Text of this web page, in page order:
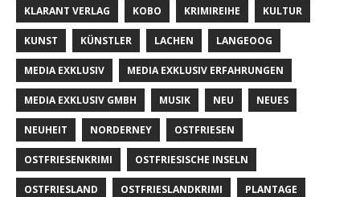
KLARANT VERLAG KOBO KRIMIREIHE KULTUR
KUNST KÜNSTLER LACHEN LANGEOOG
MEDIA EXKLUSIV MEDIA EXKLUSIV ERFAHRUNGEN
MEDIA EXKLUSIV GMBH MUSIK NEU NEUES
NEUHEIT NORDERNEY OSTFRIESEN
OSTFRIESENKRIMI OSTFRIESISCHE INSELN
OSTFRIESLAND OSTFRIESLANDKRIMI PLANTAGE